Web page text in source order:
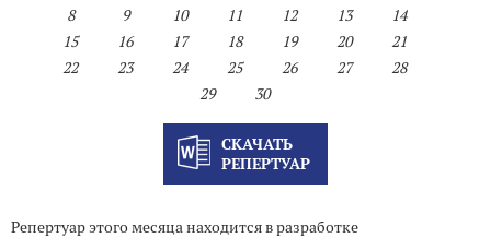
8
9 10 11 12 13
14
15
16 17 18 19 20
21
22
23 24 25 26 27
28
29
30
СКАЧАТЬ
РЕПЕРТУАР
Репертуар этого месяца находится в разработке